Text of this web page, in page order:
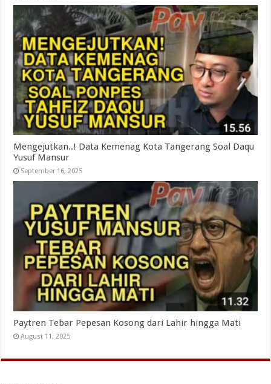
Mengejutkan..! Data Kemenag Kota Tangerang Soal Daqu
Yusuf Mansur
September 16, 2025
Paytren Tebar Pepesan Kosong dari Lahir hingga Mati
August 11, 2025